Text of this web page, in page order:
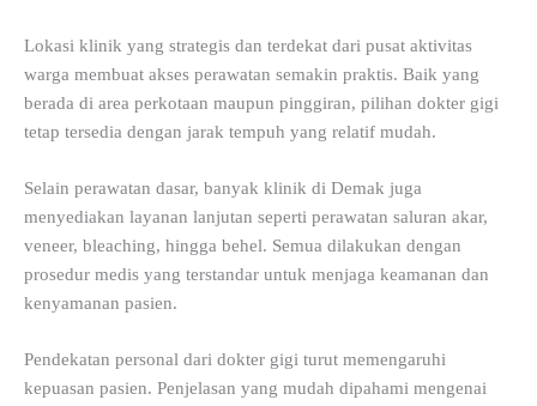
Lokasi klinik yang strategis dan terdekat dari pusat aktivitas
warga membuat akses perawatan semakin praktis. Baik yang
berada di area perkotaan maupun pinggiran, pilihan dokter gigi
tetap tersedia dengan jarak tempuh yang relatif mudah.
Selain perawatan dasar, banyak klinik di Demak juga
menyediakan layanan lanjutan seperti perawatan saluran akar,
veneer, bleaching, hingga behel. Semua dilakukan dengan
prosedur medis yang terstandar untuk menjaga keamanan dan
kenyamanan pasien.
Pendekatan personal dari dokter gigi turut memengaruhi
kepuasan pasien. Penjelasan yang mudah dipahami mengenai